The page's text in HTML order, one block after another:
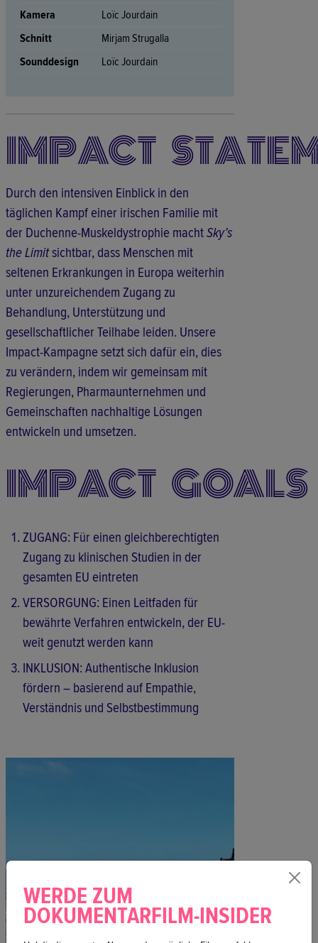
Kamera
Loïc Jourdain
Schnitt
Mirjam Strugalla
Sounddesign
Loïc Jourdain
IMPACT
Durch den intensiven Einblick in den
täglichen Kampf einer irischen Familie mit
der Duchenne-Muskeldystrophie machtSky’s
the Limitsichtbar, dass Menschen mit
seltenen Erkrankungen in Europa weiterhin
unter unzureichendem Zugang zu
Behandlung, Unterstützung und
gesellschaftlicher Teilhabe leiden. Unsere
Impact-Kampagne setzt sich dafür ein, dies
zu verändern, indem wir gemeinsam mit
Regierungen, Pharmaunternehmen und
Gemeinschaften nachhaltige Lösungen
entwickeln und umsetzen.
IMPACT GOALS
ZUGANG: Für einen gleichberechtigten
Zugang zu klinischen Studien in der
gesamten EU eintreten
VERSORGUNG: Einen Leitfaden für
bewährte Verfahren entwickeln, der EU-
weit genutzt werden kann
INKLUSION: Authentische Inklusion
fördern – basierend auf Empathie,
Verständnis und Selbstbestimmung
WERDE ZUM
DOKUMENTARFILM-INSIDER